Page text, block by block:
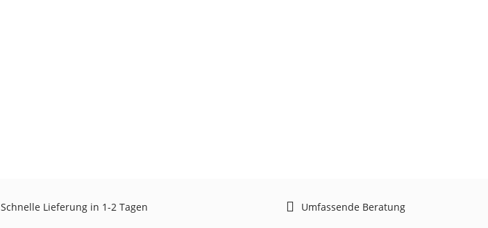
Schnelle Lieferung in 1-2 Tagen Umfassende Beratung